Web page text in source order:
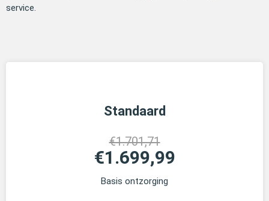
service.
Standaard
€1.701,71
€1.699,99
Basis ontzorging